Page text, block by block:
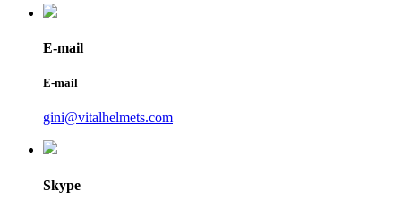
E-mail
E-mail
gini@vitalhelmets.com
Skype